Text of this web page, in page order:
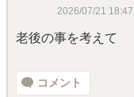
2026/07/21 18:47
老後の事を考えて
コメント